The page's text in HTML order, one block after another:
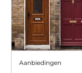
Aanbiedingen